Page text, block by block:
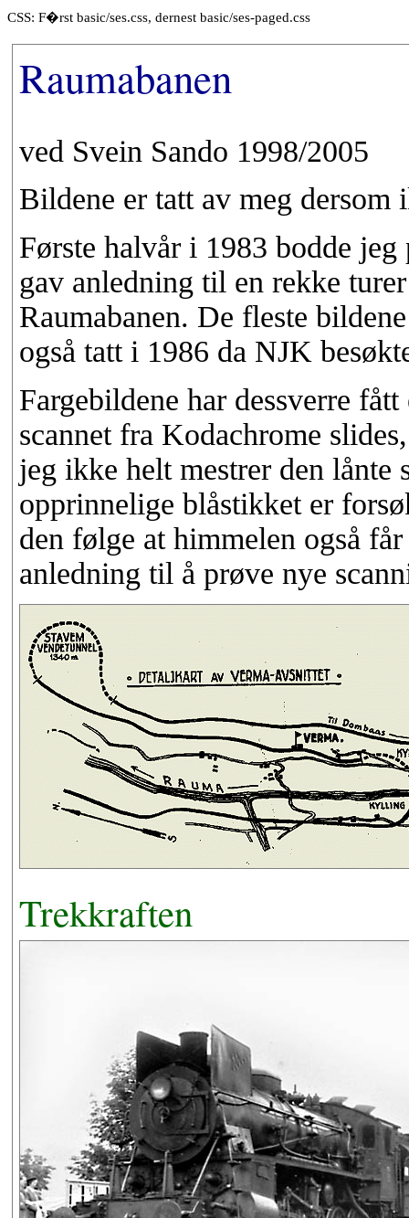
CSS: F�rst basic/ses.css, dernest basic/ses-paged.css
Raumabanen
ved Svein Sando 1998/2005
Bildene er tatt av meg dersom
Første halvår i 1983 bodde jeg
gav anledning til en rekke
Raumabanen. De fleste
også tatt i 1986 da NJK
Fargebildene har dessverre
scannet fra Kodachrome
jeg ikke helt mestrer den lånte
opprinnelige blåstikket er
den følge at himmelen også
anledning til å prøve nye
Trekkraften